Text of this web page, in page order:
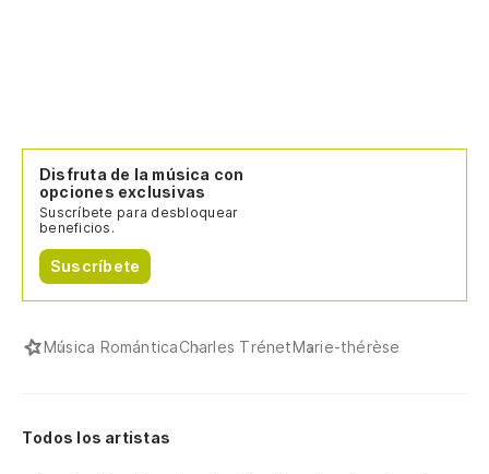
Disfruta de la música con
opciones exclusivas
Suscríbete para desbloquear
beneficios.
Suscríbete
Música RománticaCharles TrénetMarie-thérèse
Todos los artistas